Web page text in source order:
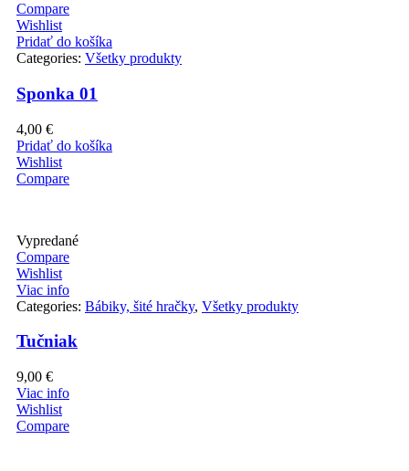
Compare
Wishlist
Pridať do košíka
Categories: Všetky produkty
Sponka 01
4,00 €
Pridať do košíka
Wishlist
Compare
Vypredané
Compare
Wishlist
Viac info
Categories: Bábiky, šité hračky, Všetky produkty
Tučniak
9,00 €
Viac info
Wishlist
Compare